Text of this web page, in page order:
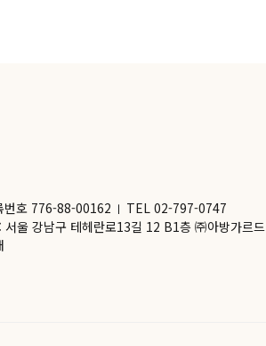
번호 776-88-00162 ㅣ TEL 02-797-0747
서울 강남구 테헤란로13길 12 B1층 ㈜아방가르드